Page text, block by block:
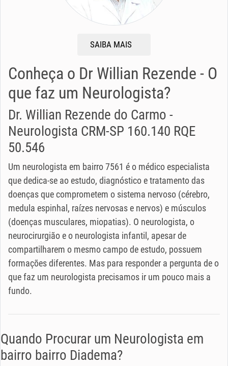
SAIBA MAIS
Conheça o Dr Willian Rezende - O
que faz um Neurologista?
Dr. Willian Rezende do Carmo -
Neurologista CRM-SP 160.140 RQE
50.546
Um neurologista em bairro 7561 é o médico especialista
que dedica-se ao estudo, diagnóstico e tratamento das
doenças que comprometem o sistema nervoso (cérebro,
medula espinhal, raízes nervosas e nervos) e músculos
(doenças musculares, miopatias). O neurologista, o
neurocirurgião e o neurologista infantil, apesar de
compartilharem o mesmo campo de estudo, possuem
formações diferentes. Mas para responder a pergunta de o
que faz um neurologista precisamos ir um pouco mais a
fundo.
Quando Procurar um Neurologista em
bairro bairro Diadema?